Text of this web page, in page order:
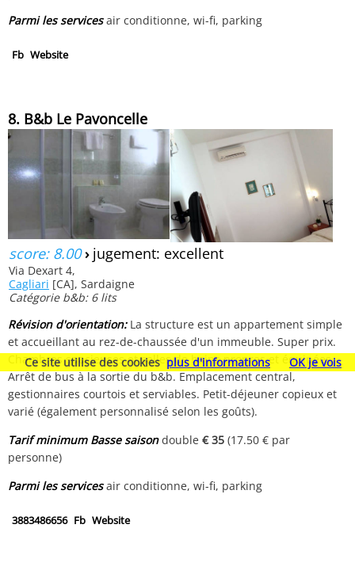
Parmi les servicesair conditionne, wi-fi, parking
Fb Website
8. B&b Le Pavoncelle
score: 8.00› jugement: excellent
Via Dexart 4,
Cagliari [CA], Sardaigne
Catégorie b&b: 6 lits
Révision d'orientation:La structure est un appartement simple
et accueillant au rez-de-chaussée d'un immeuble. Super prix.
Chambres spacieuses et salles de bains propres et équipées.
Arrêt de bus à la sortie du b&b. Emplacement central,
gestionnaires courtois et serviables. Petit-déjeuner copieux et
varié (également personnalisé selon les goûts).
Tarif minimum Basse saisondouble€ 35 (17.50 € par
personne)
Parmi les servicesair conditionne, wi-fi, parking
3883486656 Fb Website
Ce site utilise des cookies plus d'informations OK je vois